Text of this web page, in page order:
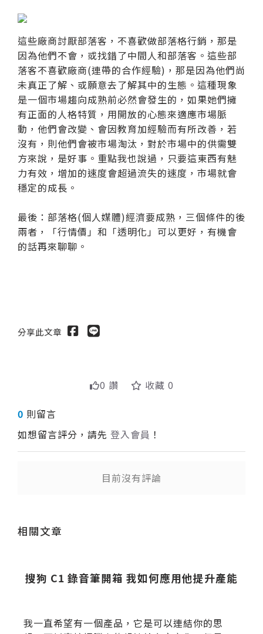
這些廠商討厭部落客，不喜歡做部落格行銷，那是
因為他們不會，或找錯了中間人和部落客。這些部
落客不喜歡廠商(連帶的合作經驗)，那是因為他們尚
未真正了解、或願意去了解其中的生態。這種現象
是一個市場趨向成熟前必然會發生的，如果她們擁
有正面的人格特質，用開放的心態來適應市場脈
動，他們會改變、會因教育加經驗而有所改善，若
沒有，則他們會被市場淘汰，對於市場中的供需雙
方來說，是好事。重點我也說過，只要這東西有魅
力有效，增加的速度會超過流失的速度，市場就會
穩定的成長。
最後：部落格(個人媒體)經濟要成熟，三個條件的後
兩者，「行情價」和「透明化」可以更好，有機會
的話再來聊聊。
分享此文章
0 讚 收藏 0
0 則留言
如想留言評分，請先 登入會員 ！
目前沒有評論
相關文章
搜狗 C1 錄音筆開箱 我如何應用他提升產能
我一直希望有一個產品，它是可以連結你的思